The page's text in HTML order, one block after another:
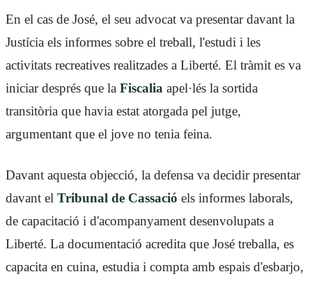
En el cas de José, el seu advocat va presentar davant la
Justícia els informes sobre el treball, l'estudi i les
activitats recreatives realitzades a Liberté. El tràmit es va
iniciar després que la Fiscalia apel·lés la sortida
transitòria que havia estat atorgada pel jutge,
argumentant que el jove no tenia feina.
Davant aquesta objecció, la defensa va decidir presentar
davant el Tribunal de Cassació els informes laborals,
de capacitació i d'acompanyament desenvolupats a
Liberté. La documentació acredita que José treballa, es
capacita en cuina, estudia i compta amb espais d'esbarjo,